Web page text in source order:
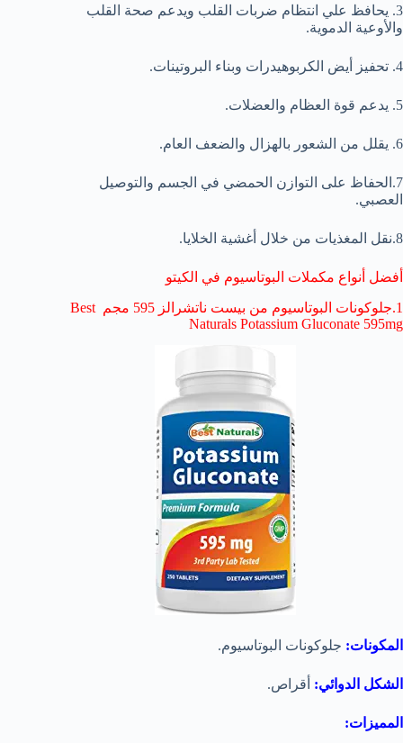
3. يحافظ علي انتظام ضربات القلب ويدعم صحة القلب
والأوعية الدموية.
4. تحفيز أيض الكربوهيدرات وبناء البروتينات.
5. يدعم قوة العظام والعضلات.
6. يقلل من الشعور بالهزال والضعف العام.
7.الحفاظ على التوازن الحمضي في الجسم والتوصيل
العصبي.
8.نقل المغذيات من خلال أغشية الخلايا.
أفضل أنواع مكملات البوتاسيوم في الكيتو
1.جلوكونات البوتاسيوم من بيست ناتشرالز 595 مجم Best
Naturals Potassium Gluconate 595mg
المكونات: جلوكونات البوتاسيوم.
الشكل الدوائي: أقراص.
المميزات: